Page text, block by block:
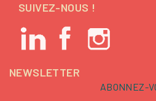
SUIVEZ-NOUS !
NEWSLETTER
ABONNEZ-